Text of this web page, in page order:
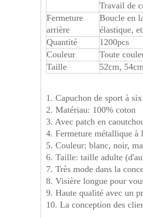
Travail de
Fermeture
arrière
Boucle en
élastique,
Quantité
1200pcs
Couleur
Toute
Taille
52cm,
1. Capuchon de sport à
2. Matériau: 100% coton
3. Avec patch en
4. Fermeture métallique à
5. Couleur: blanc, noir,
6. Taille: taille adulte
7. Très mode dans la
8. Visière longue pour
9. Haute qualité avec un
10. La conception des